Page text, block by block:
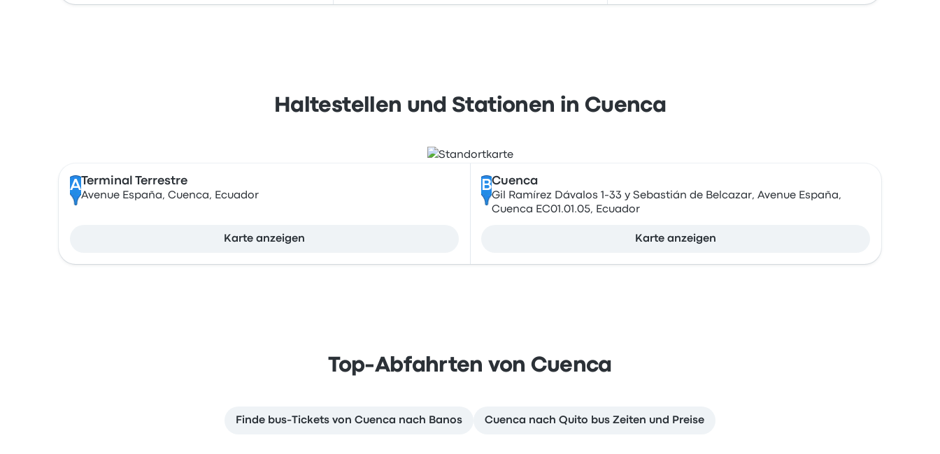
Haltestellen und Stationen in Cuenca
A Terminal Terrestre
Avenue España, Cuenca, Ecuador
Karte anzeigen
BCuenca
Gil Ramírez Dávalos 1-33 y Sebastián de Belcazar, Avenue España,
Cuenca EC01.01.05, Ecuador
Karte anzeigen
Top-Abfahrten von Cuenca
Finde bus-Tickets von Cuenca nach Banos Cuenca nach Quito bus Zeiten und Preise